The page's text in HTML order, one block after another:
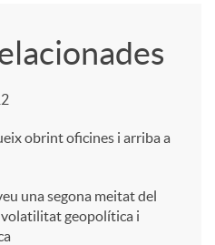
obrint oficines i arriba a
una segona meitat del
volatilitat geopolítica i